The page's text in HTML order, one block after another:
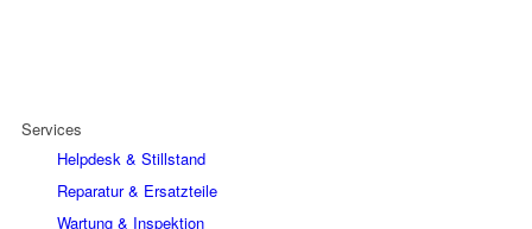
Services
Helpdesk & Stillstand
Reparatur & Ersatzteile
Wartung & Inspektion